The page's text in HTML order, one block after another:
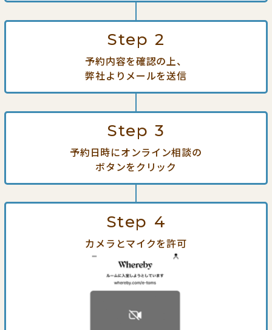
Step 2
予約内容を確認の上、
弊社よりメールを送信
Step 3
予約日時にオンライン相談の
ボタンをクリック
Step 4
カメラとマイクを許可